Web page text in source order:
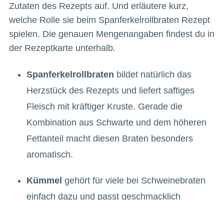
Zutaten des Rezepts auf. Und erläutere kurz,
welche Rolle sie beim Spanferkelrollbraten Rezept
spielen. Die genauen Mengenangaben findest du in
der Rezeptkarte unterhalb.
Spanferkelrollbraten bildet natürlich das
Herzstück des Rezepts und liefert saftiges
Fleisch mit kräftiger Kruste. Gerade die
Kombination aus Schwarte und dem höheren
Fettanteil macht diesen Braten besonders
aromatisch.
Kümmel gehört für viele bei Schweinebraten
einfach dazu und passt geschmacklich